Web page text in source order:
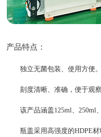
产品特点：
独立无菌包装、使用方便。
刻度清晰、准确，便于观
该产品涵盖125ml、250ml
瓶盖采用高强度的HDPE